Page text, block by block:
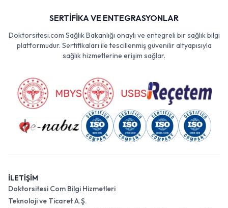
SERTİFİKA VE ENTEGRASYONLAR
Doktorsitesi.com Sağlık Bakanlığı onaylı ve entegreli bir sağlık bilgi
platformudur. Sertifikaları ile tescillenmiş güvenilir altyapısıyla
sağlık hizmetlerine erişim sağlar.
İLETİŞİM
Doktorsitesi Com Bilgi Hizmetleri
Teknoloji ve Ticaret A.Ş.